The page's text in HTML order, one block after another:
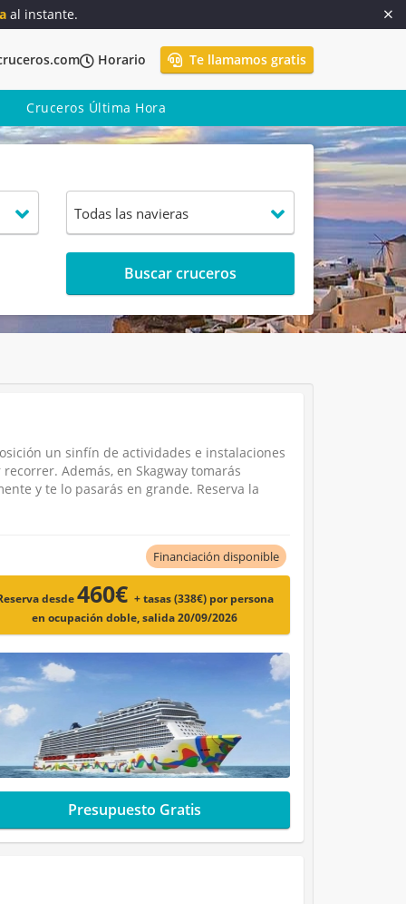
al instante.
Horario Te llamamos gratis
Cruceros Última Hora
Buscar cruceros
un sinfín de actividades e instalaciones
Además, en Skagway tomarás
y te lo pasarás en grande. Reserva la
Financiación disponible
desde460€ + tasas (338€) por persona
en ocupación doble, salida 20/09/2026
Presupuesto Gratis